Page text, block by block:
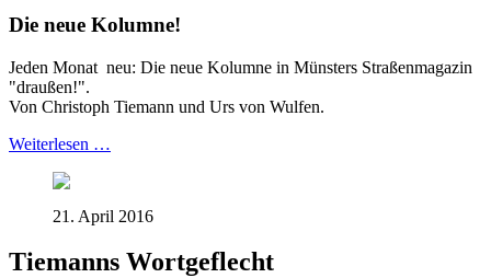
Die neue Kolumne!
Jeden Monat neu: Die neue Kolumne in Münsters Straßenmagazin
"draußen!".
Von Christoph Tiemann und Urs von Wulfen.
Weiterlesen …
21. April 2016
Tiemanns Wortgeflecht